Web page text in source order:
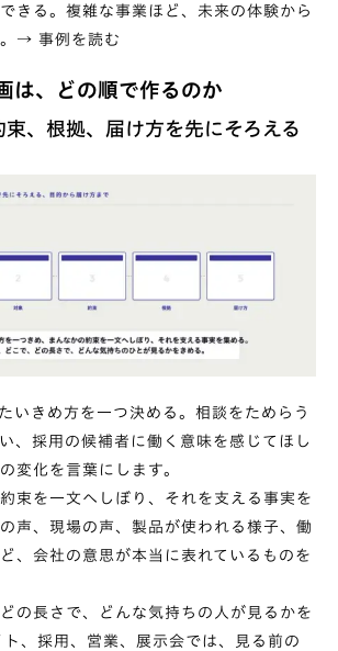
きる。複雑な事業ほど、未来の体験から
。→ 事例を読む
は、どの順で作るのか
束、根拠、届け方を先にそろえる
いきめ方を一つ決める。相談をためらう
、採用の候補者に働く意味を感じてほし
変化を言葉にします。
束を一文へしぼり、それを支える事実を
声、現場の声、製品が使われる様子、働
、会社の意思が本当に表れているものを
の長さで、どんな気持ちの人が見るかを
、採用、営業、展示会では、見る前の